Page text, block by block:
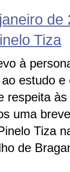
de
Tiza
à
estudo
respeita
uma
Tiza
de